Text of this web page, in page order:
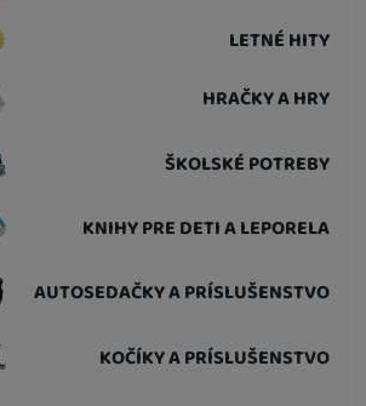
LETNÉ HITY
HRAČKY A HRY
ŠKOLSKÉ POTREBY
KNIHY PRE DETI A LEPORELA
AUTOSEDAČKY A PRÍSLUŠENSTVO
KOČÍKY A PRÍSLUŠENSTVO